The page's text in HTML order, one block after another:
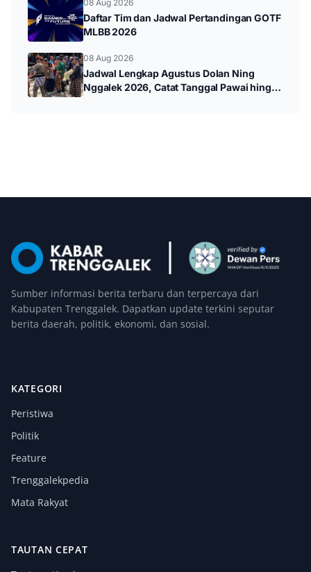
08 Aug 2026
Daftar Tim dan Jadwal Pertandingan GOTF
MLBB 2026
08 Aug 2026
Jadwal Lengkap Agustus Dolan Ning
Nggalek 2026, Catat Tanggal Pawai hingga
Sumber informasi berita terbaru dan terpercaya dari
Kabupaten Trenggalek. Dapatkan update terkini seputar
berita daerah, politik, ekonomi, dan sosial.
KATEGORI
Peristiwa
Politik
Feature
Trenggalekpedia
Mata Rakyat
TAUTAN CEPAT